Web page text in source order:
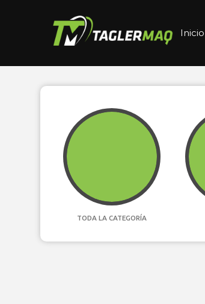
Inicio
TODA LA CATEGORÍA